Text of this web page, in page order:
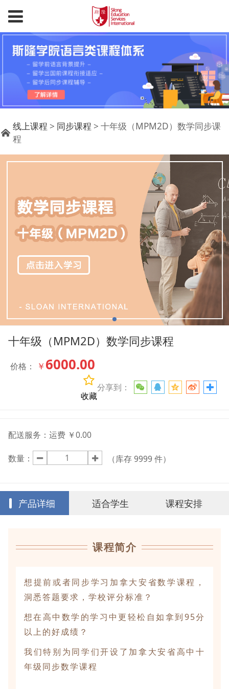
十年级（MPM2D）数
学同步课程
线上课程 > 同步课程 > 十年级（MPM2D）数学同步课
程
十年级（MPM2D）数学同步课程
价格： ￥ 6000.00
分享到：
收藏
配送服务： 运费 ￥0.00
数量： （库存9999 件）
产品详细 适合学生 课程安排
课程简介
想提前或者同步学习加拿大安省数学课程，
洞悉答题要求，学校评分标准？
想在高中数学的学习中更轻松自如拿到95分
以上的好成绩？
我们特别为同学们开设了加拿大安省高中十
年级同步数学课程